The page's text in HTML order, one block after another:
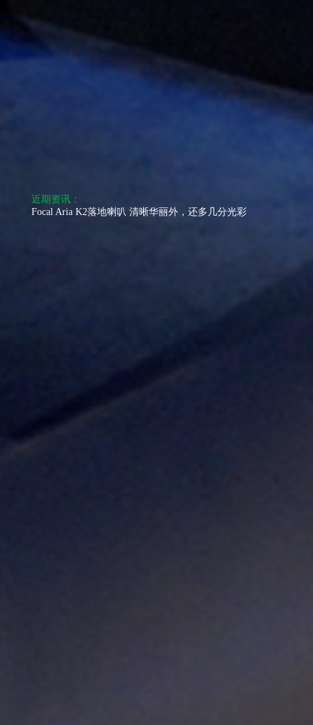
近期资讯：
Focal Aria K2落地喇叭 清晰华丽外，还多几分光彩
Focal Aria K2落地喇叭 清晰华丽外，还多几分光彩